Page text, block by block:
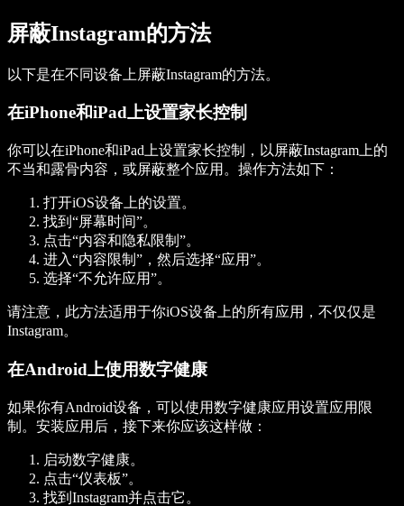
屏蔽Instagram的方法
以下是在不同设备上屏蔽Instagram的方法。
在iPhone和iPad上设置家长控制
你可以在iPhone和iPad上设置家长控制，以屏蔽Instagram上的
不当和露骨内容，或屏蔽整个应用。操作方法如下：
打开iOS设备上的设置。
找到“屏幕时间”。
点击“内容和隐私限制”。
进入“内容限制”，然后选择“应用”。
选择“不允许应用”。
请注意，此方法适用于你iOS设备上的所有应用，不仅仅是
Instagram。
在Android上使用数字健康
如果你有Android设备，可以使用数字健康应用设置应用限
制。安装应用后，接下来你应该这样做：
启动数字健康。
点击“仪表板”。
找到Instagram并点击它。